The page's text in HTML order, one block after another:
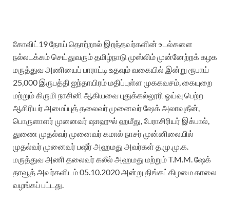
கோவிட்19 நோய் தொற்றால் இறந்தவர்களின் உடல்களை
நல்லடக்கம் செய்துவரும் தமிழ்நாடு முஸ்லிம் முன்னேற்றக் கழக
மருத்துவ அணியைப் பாராட்டி உதவும் வகையில் இன்று ரூபாய்
25,000 இருபத்தி ஐந்தாயிரம் மதிப்புள்ள முககவசம், கையுறை
மற்றும் கிருமி நாசினி ஆகியவை புதுக்கல்லூரி ஓய்வு பெற்ற
ஆசிரியர் அமைப்புத் தலைவர் முனைவர் ஷேக் அலாவுதீன்,
பொருளாளர் முனைவர் ஷாஹுல் ஹமீது, பேராசிரியர் இக்பால்,
துணை முதல்வர் முனைவர் கமால் நாசர் முன்னிலையில்
முதல்வர் முனைவர் பஷீர் அஹமது அவர்கள் த.மு.மு.க.
மருத்துவ அணி தலைவர் கலீல் அஹமது மற்றும் T.M.M. ஷேக்
தாவூத் அவர்களிடம் 05.10.2020 அன்று திங்கட்கிழமை காலை
வழங்கப் பட்டது.